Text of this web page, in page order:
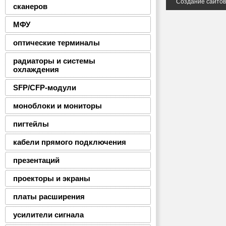
сканеров
МФУ
оптические терминалы
радиаторы и системы
охлаждения
SFP/CFP-модули
моноблоки и мониторы
пигтейлы
кабели прямого подключения
презентаций
проекторы и экраны
платы расширения
усилители сигнала
Создание сайтов